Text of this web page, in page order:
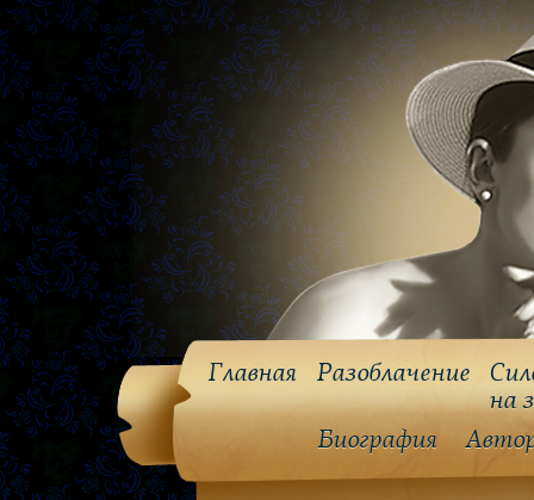
Главная Разоблачение
на
Биография